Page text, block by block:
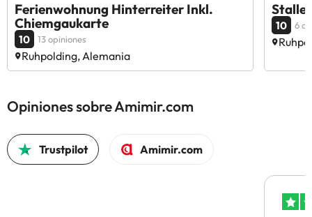
Ferienwohnung Hinterreiter Inkl.
Chiemgaukarte
10 13 opiniones
Ruhpolding, Alemania
10 6
Opiniones sobre Amimir.com
Trustpilot Amimir.com